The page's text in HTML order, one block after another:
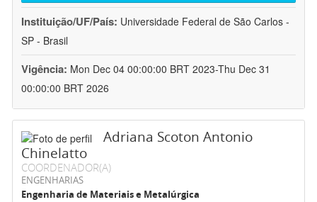
Instituição/UF/País: Universidade Federal de São Carlos -
SP - Brasil
Vigência: Mon Dec 04 00:00:00 BRT 2023-Thu Dec 31
00:00:00 BRT 2026
Adriana Scoton Antonio
Chinelatto
COORDENADOR(A)
ENGENHARIAS
Engenharia de Materiais e Metalúrgica